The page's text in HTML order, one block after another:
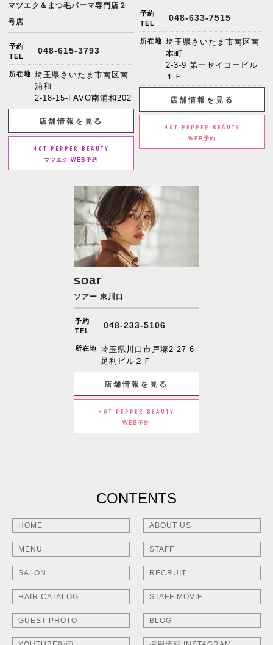
マツエク＆まつ毛パーマ専門店２
号店
予約
TEL
048-615-3793
所在地 埼玉県さいたま市南区南
浦和
2-18-15-FAVO南浦和202
店舗情報を見る
HOT PEPPER BEAUTY
マツエク WEB予約
予約
TEL
048-633-7515
所在地 埼玉県さいたま市南区南
本町
2-3-9 第一セイコービル
１Ｆ
店舗情報を見る
HOT PEPPER BEAUTY
WEB予約
soar
ソアー 東川口
予約
TEL
048-233-5106
所在地 埼玉県川口市戸塚2-27-6
足利ビル２Ｆ
店舗情報を見る
HOT PEPPER BEAUTY
WEB予約
CONTENTS
HOME ABOUT US
MENU STAFF
SALON RECRUIT
HAIR CATALOG STAFF MOVIE
GUEST PHOTO BLOG